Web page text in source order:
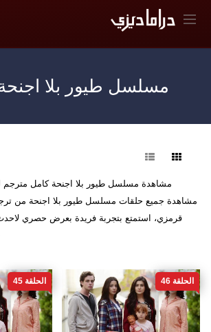
مسلسل طيور بلا
مشاهدة مسلسل طيور بلا اجنحة كامل مترجم
مشاهدة جميع حلقات مسلسل طيور بلا اجنحة من
قرمزي، استمتع بتجربة فريدة بعرض حصري
الحلقة 46 الحلقة 45